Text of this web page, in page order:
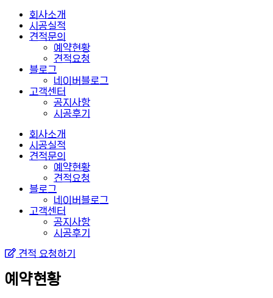
회사소개
시공실적
견적문의
예약현황
견적요청
블로그
네이버블로그
고객센터
공지사항
시공후기
회사소개
시공실적
견적문의
예약현황
견적요청
블로그
네이버블로그
고객센터
공지사항
시공후기
견적 요청하기
예약현황